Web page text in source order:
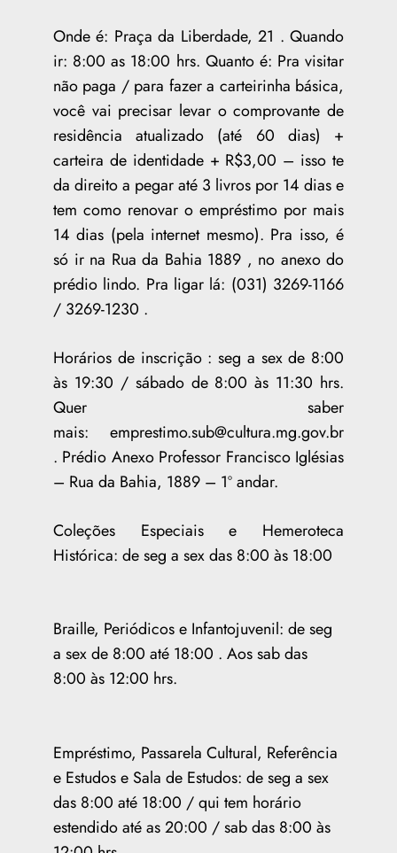
Onde é: Praça da Liberdade, 21 . Quando
ir: 8:00 as 18:00 hrs. Quanto é: Pra visitar
não paga / para fazer a carteirinha básica,
você vai precisar levar o comprovante de
residência atualizado (até 60 dias) +
carteira de identidade + R$3,00 – isso te
da direito a pegar até 3 livros por 14 dias e
tem como renovar o empréstimo por mais
14 dias (pela internet mesmo). Pra isso, é
só ir na Rua da Bahia 1889 , no anexo do
prédio lindo. Pra ligar lá: (031) 3269-1166
/ 3269-1230 .
Horários de inscrição : seg a sex de 8:00
às 19:30 / sábado de 8:00 às 11:30 hrs.
Quer saber
mais: emprestimo.sub@cultura.mg.gov.br
. Prédio Anexo Professor Francisco Iglésias
– Rua da Bahia, 1889 – 1º andar.
Coleções Especiais e Hemeroteca
Histórica: de seg a sex das 8:00 às 18:00
Braille, Periódicos e Infantojuvenil: de seg
a sex de 8:00 até 18:00 . Aos sab das
8:00 às 12:00 hrs.
Empréstimo, Passarela Cultural, Referência
e Estudos e Sala de Estudos: de seg a sex
das 8:00 até 18:00 / qui tem horário
estendido até as 20:00 / sab das 8:00 às